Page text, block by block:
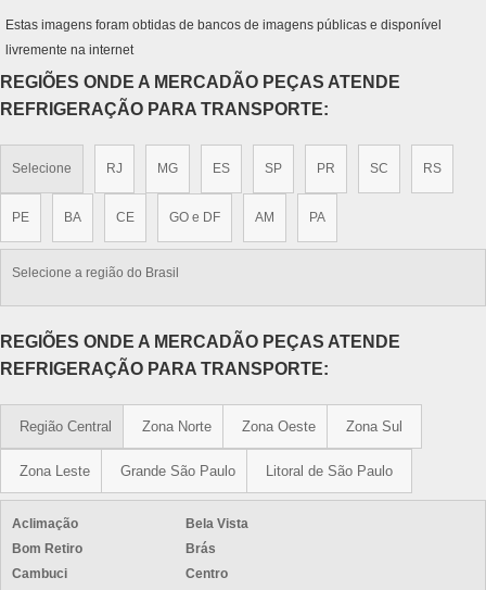
Estas imagens foram obtidas de bancos de imagens públicas e disponível
livremente na internet
REGIÕES ONDE A MERCADÃO PEÇAS ATENDE
REFRIGERAÇÃO PARA TRANSPORTE:
Selecione RJ MG ES SP PR SC RS
PE BA CE GO e DF AM PA
Selecione a região do Brasil
REGIÕES ONDE A MERCADÃO PEÇAS ATENDE
REFRIGERAÇÃO PARA TRANSPORTE:
Região Central Zona Norte Zona Oeste Zona Sul
Zona Leste Grande São Paulo Litoral de São Paulo
Aclimação
Bela Vista
Bom Retiro
Brás
Cambuci
Centro